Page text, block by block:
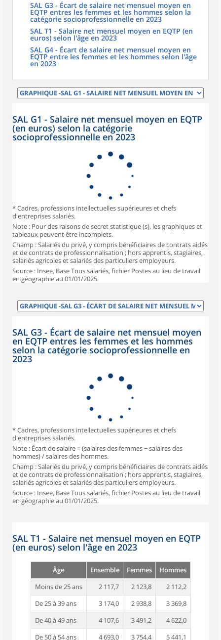
SAL G3 - Écart de salaire net mensuel moyen en
EQTP entres les femmes et les hommes selon la
catégorie socioprofessionnelle en 2023
SAL T1 - Salaire net mensuel moyen en EQTP (en
euros) selon l'âge en 2023
SAL G4 - Écart de salaire net mensuel moyen en
EQTP entre les femmes et les hommes selon l'âge
en 2023
SAL G1 - Salaire net mensuel moyen en EQTP
(en euros) selon la catégorie
socioprofessionnelle en 2023
* Cadres, professions intellectuelles supérieures et chefs
d'entreprises salariés.
Note : Pour des raisons de secret statistique (s), les graphiques et
tableaux peuvent être incomplets.
Champ : Salariés du privé, y compris bénéficiaires de contrats aidés
et de contrats de professionnalisation ; hors apprentis, stagiaires,
salariés agricoles et salariés des particuliers employeurs.
Source : Insee, Base Tous salariés, fichier Postes au lieu de travail
en géographie au 01/01/2025.
SAL G3 - Écart de salaire net mensuel moyen
en EQTP entres les femmes et les hommes
selon la catégorie socioprofessionnelle en
2023
* Cadres, professions intellectuelles supérieures et chefs
d'entreprises salariés.
Note : Écart de salaire = (salaires des femmes − salaires des
hommes) / salaires des hommes.
Champ : Salariés du privé, y compris bénéficiaires de contrats aidés
et de contrats de professionnalisation ; hors apprentis, stagiaires,
salariés agricoles et salariés des particuliers employeurs.
Source : Insee, Base Tous salariés, fichier Postes au lieu de travail
en géographie au 01/01/2025.
SAL T1 - Salaire net mensuel moyen en EQTP
(en euros) selon l'âge en 2023
Âge Ensemble Femmes
Hommes
Moins de 25 ans
2 117,7 2 123,8
2 112,2
De 25 à 39 ans
3 174,0 2 938,8
3 369,8
De 40 à 49 ans
4 107,6 3 491,2
4 622,0
De 50 à 54 ans
4 693,0 3 754,4
5 441,1